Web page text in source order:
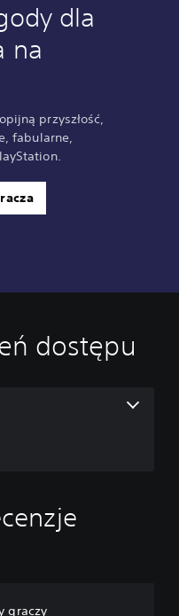
dla
na
przyszłość,
fabularne,
dostępu
graczy